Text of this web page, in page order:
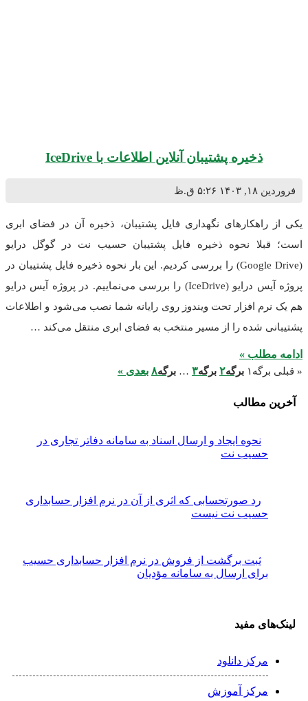
ذخیره پشتیبان آنلاین اطلاعات با IceDrive
۵:۲۶ ق.ظ
نگهداری فایل پشتیبان، ذخیره آن در فضای ابری
نحوه ذخیره فایل پشتیبان حسیب نت در گوگل درایو
(Google Drive) را بررسی کردیم. این بار نحوه ذخیره فایل پشتیبان در
پروژه آیس درایو (IceDrive) را بررسی می‌نماییم. در پروژه آیس درایو
افزار تحت ویندوز روی رایانه شما نصب می‌شود و اطلاعات
شده را از مسیر منتخب به فضای ابری منتقل می‌کند …
»
۱ برگه۲ برگه۳ … برگه۸ بعدی »
مطالب
نحوه ایجاد و ارسال اسناد به سامانه دفاتر تجاری در
نت
رد صورتحسابی که اثری از آن در نرم افزار حسابداری
نت نیست
ثبت برگشت از فروش در نرم افزار حسابداری حسیب
ارسال به سامانه مؤدیان
مفید
دانلود
آموزش